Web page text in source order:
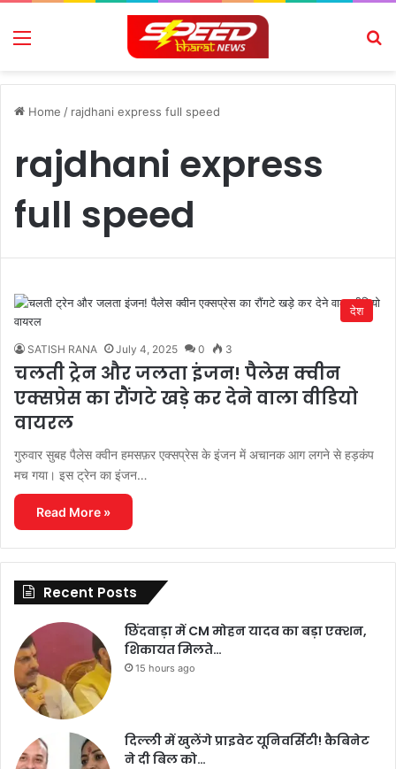
Menu
Home / rajdhani express full speed
rajdhani express
full speed
देश
SATISH RANA July 4, 2025 0 3
चलती ट्रेन और जलता इंजन! पैलेस क्वीन
एक्सप्रेस का रौंगटे खड़े कर देने वाला वीडियो
वायरल
गुरुवार सुबह पैलेस क्वीन हमसफ़र एक्सप्रेस के इंजन में अचानक आग लगने से हड़कंप
मच गया। इस ट्रेन का इंजन…
Read More »
Recent Posts
छिंदवाड़ा में CM मोहन यादव का बड़ा एक्शन,
शिकायत मिलते…
15 hours ago
दिल्ली में खुलेंगे प्राइवेट यूनिवर्सिटी! कैबिनेट
ने दी बिल को…